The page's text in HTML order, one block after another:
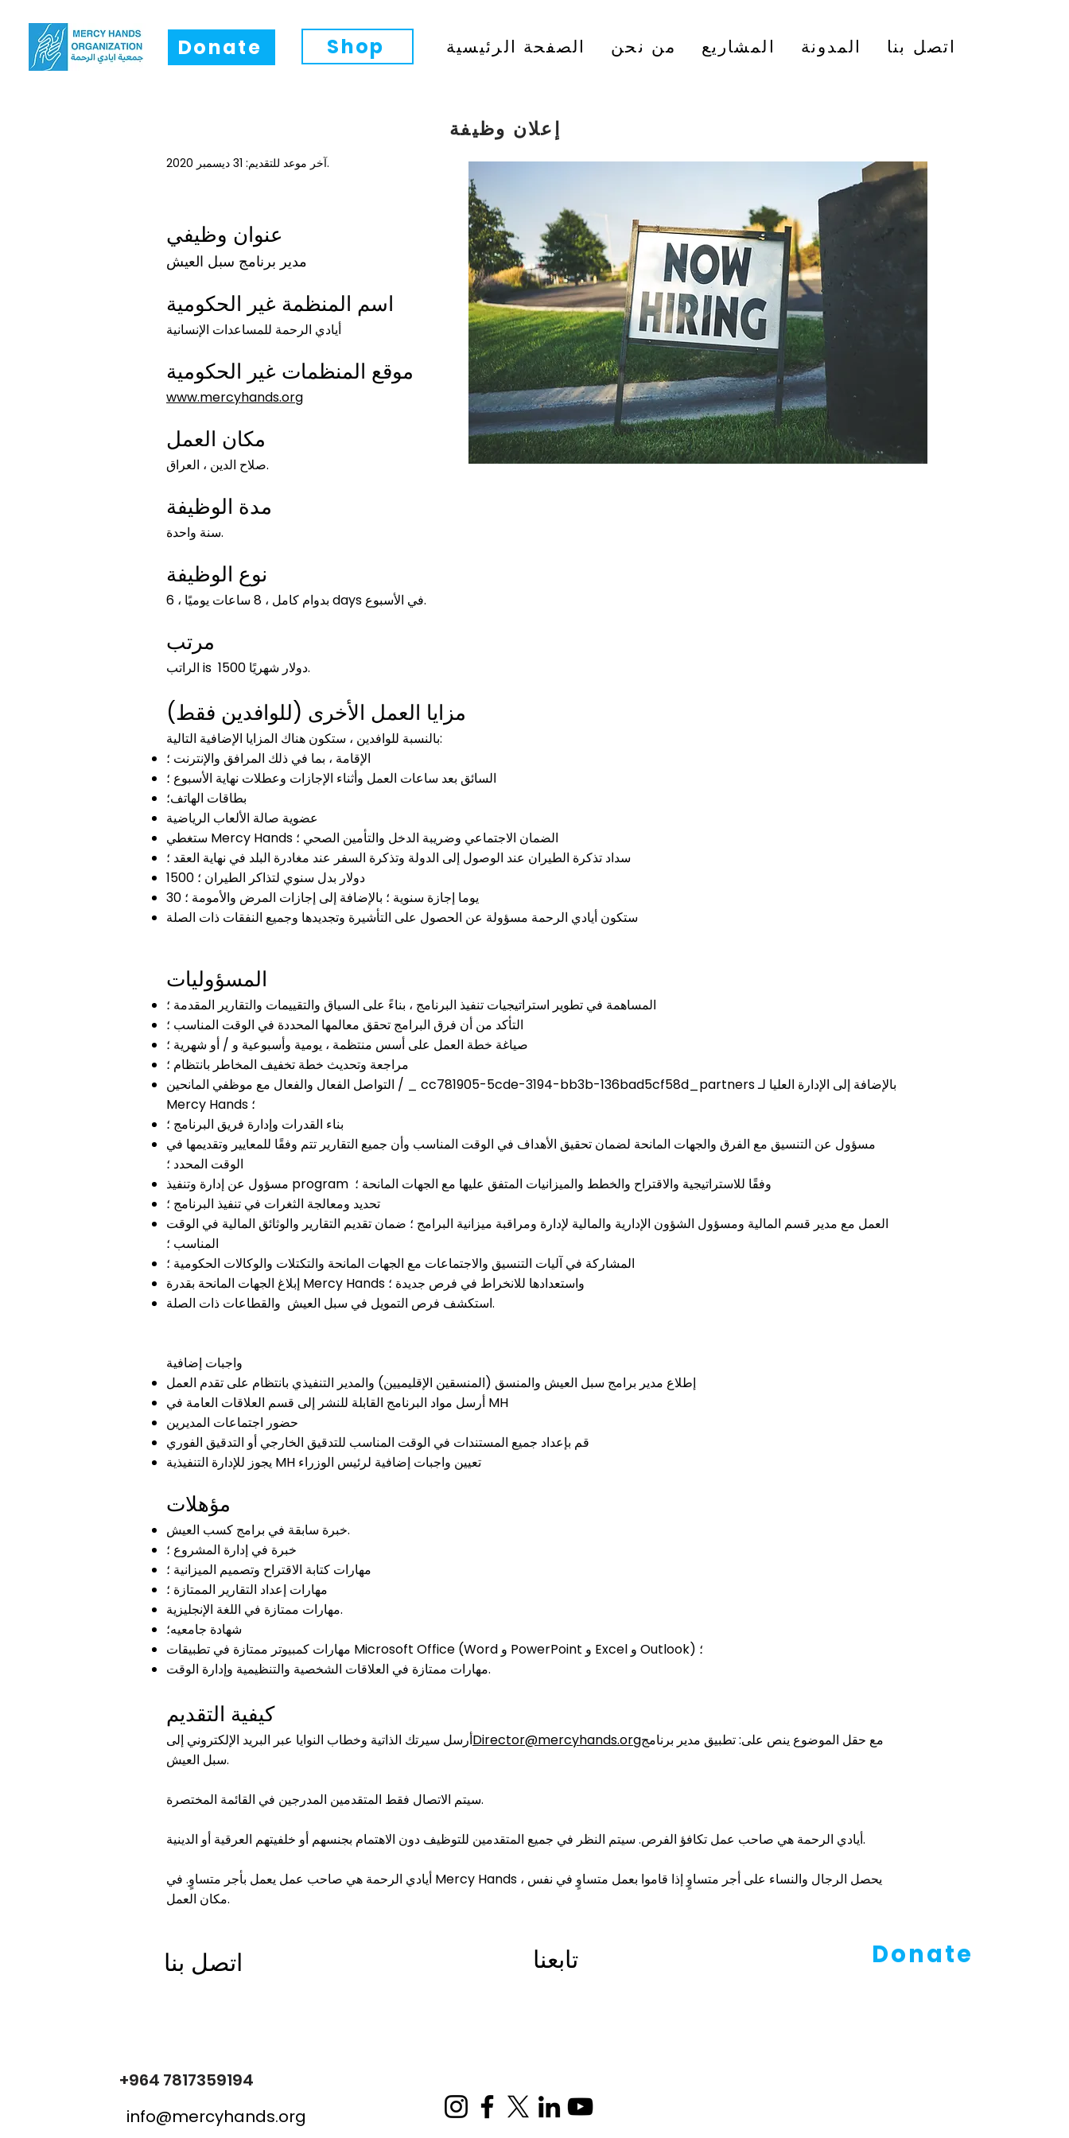
Donate Shop الصفحة الرئيسية من نحن المشاريع المدونة اتصل بنا
إعلان وظيفة
آخر موعد للتقديم: 31 ديسمبر 2020.
عنوان وظيفي
مدير برنامج سبل العيش
اسم المنظمة غير الحكومية
أيادي الرحمة للمساعدات الإنسانية
موقع المنظمات غير الحكومية
www.mercyhands.org
مكان العمل
صلاح الدين ، العراق.
مدة الوظيفة
سنة واحدة.
نوع الوظيفة
بدوام كامل ، 8 ساعات يوميًا ، 6 days في الأسبوع.
مرتب
الراتب is 1500 دولار شهريًا.
مزايا العمل الأخرى (للوافدين فقط)
بالنسبة للوافدين ، ستكون هناك المزايا الإضافية التالية:
الإقامة ، بما في ذلك المرافق والإنترنت ؛
السائق بعد ساعات العمل وأثناء الإجازات وعطلات نهاية الأسبوع ؛
بطاقات الهاتف؛
عضوية صالة الألعاب الرياضية
ستغطي Mercy Hands الضمان الاجتماعي وضريبة الدخل والتأمين الصحي ؛
سداد تذكرة الطيران عند الوصول إلى الدولة وتذكرة السفر عند مغادرة البلد في نهاية العقد ؛
1500 دولار بدل سنوي لتذاكر الطيران ؛
30 يوما إجازة سنوية ؛ بالإضافة إلى إجازات المرض والأمومة ؛
ستكون أيادي الرحمة مسؤولة عن الحصول على التأشيرة وتجديدها وجميع النفقات ذات الصلة
المسؤوليات
المساهمة في تطوير استراتيجيات تنفيذ البرنامج ، بناءً على السياق والتقييمات والتقارير المقدمة ؛
التأكد من أن فرق البرامج تحقق معالمها المحددة في الوقت المناسب ؛
صياغة خطة العمل على أسس منتظمة ، يومية وأسبوعية و / أو شهرية ؛
مراجعة وتحديث خطة تخفيف المخاطر بانتظام ؛
التواصل الفعال والفعال مع موظفي المانحين / _ cc781905-5cde-3194-bb3b-136bad5cf58d_partners بالإضافة إلى الإدارة العليا لـ
Mercy Hands ؛
بناء القدرات وإدارة فريق البرنامج ؛
مسؤول عن التنسيق مع الفرق والجهات المانحة لضمان تحقيق الأهداف في الوقت المناسب وأن جميع التقارير تتم وفقًا للمعايير وتقديمها في
الوقت المحدد ؛
مسؤول عن إدارة وتنفيذ program وفقًا للاستراتيجية والاقتراح والخطط والميزانيات المتفق عليها مع الجهات المانحة ؛
تحديد ومعالجة الثغرات في تنفيذ البرنامج ؛
العمل مع مدير قسم المالية ومسؤول الشؤون الإدارية والمالية لإدارة ومراقبة ميزانية البرامج ؛ ضمان تقديم التقارير والوثائق المالية في الوقت
المناسب ؛
المشاركة في آليات التنسيق والاجتماعات مع الجهات المانحة والتكتلات والوكالات الحكومية ؛
إبلاغ الجهات المانحة بقدرة Mercy Hands واستعدادها للانخراط في فرص جديدة ؛
استكشف فرص التمويل في سبل العيش والقطاعات ذات الصلة.
واجبات إضافية
إطلاع مدير برامج سبل العيش والمنسق (المنسقين الإقليميين) والمدير التنفيذي بانتظام على تقدم العمل
أرسل مواد البرنامج القابلة للنشر إلى قسم العلاقات العامة في MH
حضور اجتماعات المديرين
قم بإعداد جميع المستندات في الوقت المناسب للتدقيق الخارجي أو التدقيق الفوري
يجوز للإدارة التنفيذية MH تعيين واجبات إضافية لرئيس الوزراء
مؤهلات
خبرة سابقة في برامج كسب العيش.
خبرة في إدارة المشروع ؛
مهارات كتابة الاقتراح وتصميم الميزانية ؛
مهارات إعداد التقارير الممتازة ؛
مهارات ممتازة في اللغة الإنجليزية.
شهادة جامعيه؛
مهارات كمبيوتر ممتازة في تطبيقات Microsoft Office (Word و PowerPoint و Excel و Outlook) ؛
مهارات ممتازة في العلاقات الشخصية والتنظيمية وإدارة الوقت.
كيفية التقديم
أرسل سيرتك الذاتية وخطاب النوايا عبر البريد الإلكتروني إلىDirector@mercyhands.orgمع حقل الموضوع ينص على: تطبيق مدير برنامج
سبل العيش.
سيتم الاتصال فقط المتقدمين المدرجين في القائمة المختصرة.
أيادي الرحمة هي صاحب عمل تكافؤ الفرص. سيتم النظر في جميع المتقدمين للتوظيف دون الاهتمام بجنسهم أو خلفيتهم العرقية أو الدينية.
أيادي الرحمة هي صاحب عمل يعمل بأجر متساوٍ. في Mercy Hands ، يحصل الرجال والنساء على أجر متساوٍ إذا قاموا بعمل متساوٍ في نفس
مكان العمل.
اتصل بنا تابعنا
+964 7817359194
info@mercyhands.org
Donate